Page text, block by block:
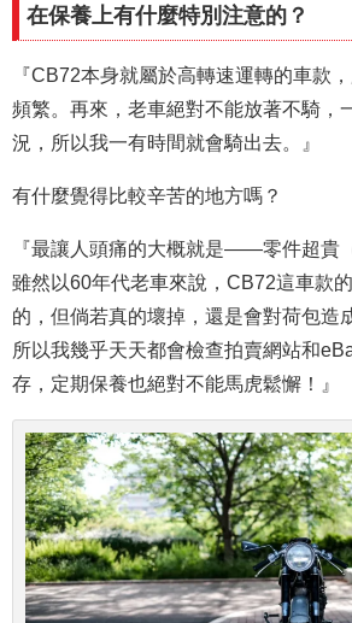
在保養上有什麼特別注意的？
『CB72本身就屬於高轉速運轉的車款
頻繁。再來，老車絕對不能放著不騎，
況，
所以我一有時間就會騎出去。』
有什麼覺得比較辛苦的地方嗎？
『最讓人頭痛的大概就是——零件超貴
雖然以60年代老車來說，CB72這車款
的，但倘若真的壞掉，還是會對荷包造
所以我幾乎天天都會檢查拍賣網站和
存，定期保養也絕對不能馬虎鬆懈！』